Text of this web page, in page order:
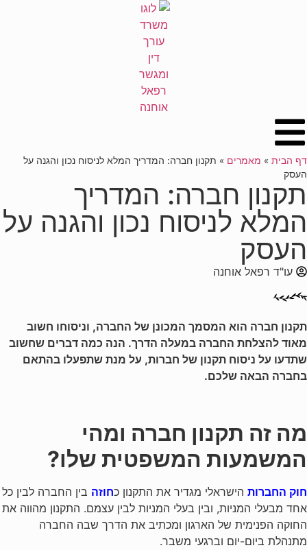
דף הבית » מאמרים » תקנון חברה: המדריך המלא לניסוח נכון והגנה על
העסק
תקנון חברה: המדריך
המלא לניסוח נכון והגנה על
העסק
עו"ד רפאל אוחנה
תקנון חברה הוא המסמך המכונן של החברה, וניסוחו חשוב
מאוד להצלחת החברה במעלה הדרך. הנה כמה דברים שחשוב
שתדעו על ניסוח תקנון של חברות, על מנת שתפעלו בהתאם
בחברה הבאה שלכם.
מה זה תקנון חברה ומהי
המשמעות המשפטית שלו?
חוק החברות הישראלי מגדיר את התקנון כחוזה בין החברה לבין כל
אחד מבעלי המניות, ובין בעלי המניות לבין עצמם. התקנון מהווה את
החוקה הפנימית של הארגון ומכתיב את הדרך שבה החברה
מתנהלת ביום-יום וברגעי משבר.